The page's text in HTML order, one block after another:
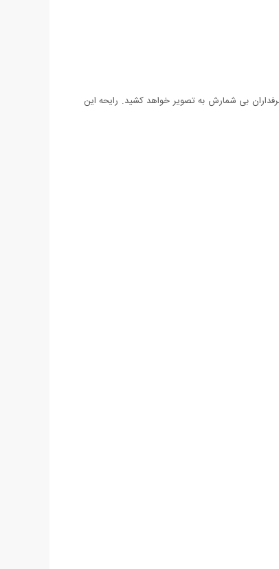
بی شمارش به تصویر خواهد کشید. رایحه این